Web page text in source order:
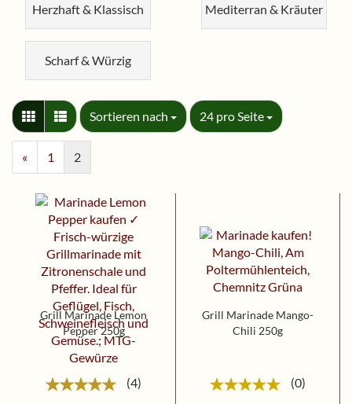
Herzhaft & Klassisch Mediterran & Kräuter
Scharf & Würzig
Sortieren nach
Sortieren nach 24 pro Seite
pro Seite
« 1 2
Grill Marinade Lemon
Pepper 250g
4
Grill Marinade Mango-
Chili 250g
0